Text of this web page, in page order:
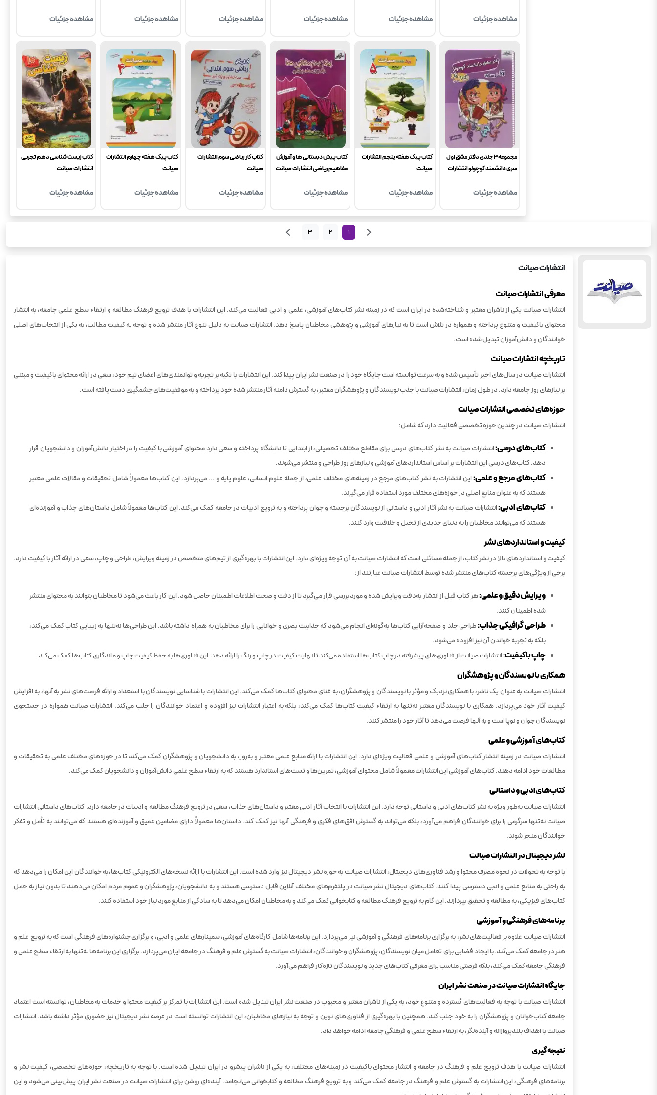
مشاهده جزئیات مشاهده جزئیات مشاهده جزئیات مشاهده جزئیات مشاهده جزئیات مشاهده جزئیات
مجموعه3 جلدی دفتر مشق اول
سری دانشمند کوچولو انتشارات
مشاهده جزئیات
کتاب پیک هفته پنجم انتشارات
صیانت
مشاهده جزئیات
کتاب پیش دبستانی ها و آموزش
مفاهیم ریاضی انتشارات صیانت
مشاهده جزئیات
کتاب کار ریاضی سوم انتشارات
صیانت
مشاهده جزئیات
کتاب پیک هفته چهارم انتشارات
صیانت
مشاهده جزئیات
کتاب زیست شناسی دهم تجربی
انتشارات صیانت
مشاهده جزئیات
1
2
3
انتشاراتصیانت
معرفی انتشارات صیانت
انتشارات صیانت یکی از ناشران معتبر و شناخته‌شده در ایران است که در زمینه نشر کتاب‌های آموزشی، علمی و ادبی فعالیت می‌کند. این انتشارات با هدف ترویج فرهنگ مطالعه و ارتقاء سطح علمی جامعه، به انتشار
محتوای باکیفیت و متنوع پرداخته و همواره در تلاش است تا به نیازهای آموزشی و پژوهشی مخاطبان پاسخ دهد. انتشارات صیانت به دلیل تنوع آثار منتشر شده و توجه به کیفیت مطالب، به یکی از انتخاب‌های اصلی
خوانندگان و دانش‌آموزان تبدیل شده است.
تاریخچه انتشارات صیانت
انتشارات صیانت در سال‌های اخیر تأسیس شده و به سرعت توانسته است جایگاه خود را در صنعت نشر ایران پیدا کند. این انتشارات با تکیه بر تجربه و توانمندی‌های اعضای تیم خود، سعی در ارائه محتوای باکیفیت و مبتنی
بر نیازهای روز جامعه دارد. در طول زمان، انتشارات صیانت با جذب نویسندگان و پژوهشگران معتبر، به گسترش دامنه آثار منتشر شده خود پرداخته و به موفقیت‌های چشمگیری دست یافته است.
حوزه‌های تخصصی انتشارات صیانت
انتشارات صیانت در چندین حوزه تخصصی فعالیت دارد که شامل:
کتاب‌های درسی:انتشارات صیانت به نشر کتاب‌های درسی برای مقاطع مختلف تحصیلی، از ابتدایی تا دانشگاه پرداخته و سعی دارد محتوای آموزشی با کیفیت را در اختیار دانش‌آموزان و دانشجویان قرار
دهد. کتاب‌های درسی این انتشارات بر اساس استانداردهای آموزشی و نیازهای روز طراحی و منتشر می‌شوند.
کتاب‌های مرجع و علمی:این انتشارات به نشر کتاب‌های مرجع در زمینه‌های مختلف علمی، از جمله علوم انسانی، علوم پایه و ... می‌پردازد. این کتاب‌ها معمولاً شامل تحقیقات و مقالات علمی معتبر
هستند که به عنوان منابع اصلی در حوزه‌های مختلف مورد استفاده قرار می‌گیرند.
کتاب‌های ادبی:انتشارات صیانت به نشر آثار ادبی و داستانی از نویسندگان برجسته و جوان پرداخته و به ترویج ادبیات در جامعه کمک می‌کند. این کتاب‌ها معمولاً شامل داستان‌های جذاب و آموزنده‌ای
هستند که می‌توانند مخاطبان را به دنیای جدیدی از تخیل و خلاقیت وارد کنند.
کیفیت و استانداردهای نشر
کیفیت و استانداردهای بالا در نشر کتاب، از جمله مسائلی است که انتشارات صیانت به آن توجه ویژه‌ای دارد. این انتشارات با بهره‌گیری از تیم‌های متخصص در زمینه ویرایش، طراحی و چاپ، سعی در ارائه آثار با کیفیت دارد.
برخی از ویژگی‌های برجسته کتاب‌های منتشر شده توسط انتشارات صیانت عبارتند از:
ویرایش دقیق و علمی:هر کتاب قبل از انتشار به‌دقت ویرایش شده و مورد بررسی قرار می‌گیرد تا از دقت و صحت اطلاعات اطمینان حاصل شود. این کار باعث می‌شود تا مخاطبان بتوانند به محتوای منتشر
شده اطمینان کنند.
طراحی گرافیکی جذاب:طراحی جلد و صفحه‌آرایی کتاب‌ها به‌گونه‌ای انجام می‌شود که جذابیت بصری و خوانایی را برای مخاطبان به همراه داشته باشد. این طراحی‌ها نه‌تنها به زیبایی کتاب کمک می‌کند،
بلکه به تجربه خواندن آن نیز افزوده می‌شود.
چاپ با کیفیت:انتشارات صیانت از فناوری‌های پیشرفته در چاپ کتاب‌ها استفاده می‌کند تا نهایت کیفیت در چاپ و رنگ را ارائه دهد. این فناوری‌ها به حفظ کیفیت چاپ و ماندگاری کتاب‌ها کمک می‌کند.
همکاری با نویسندگان و پژوهشگران
انتشارات صیانت به عنوان یک ناشر، با همکاری نزدیک و مؤثر با نویسندگان و پژوهشگران، به غنای محتوای کتاب‌ها کمک می‌کند. این انتشارات با شناسایی نویسندگان با استعداد و ارائه فرصت‌های نشر به آنها، به افزایش
کیفیت آثار خود می‌پردازد. همکاری با نویسندگان معتبر نه‌تنها به ارتقاء کیفیت کتاب‌ها کمک می‌کند، بلکه به اعتبار انتشارات نیز افزوده و اعتماد خوانندگان را جلب می‌کند. انتشارات صیانت همواره در جستجوی
نویسندگان جوان و نوپا است و به آنها فرصت می‌دهد تا آثار خود را منتشر کنند.
کتاب‌های آموزشی و علمی
انتشارات صیانت در زمینه انتشار کتاب‌های آموزشی و علمی فعالیت ویژه‌ای دارد. این انتشارات با ارائه منابع علمی معتبر و به‌روز، به دانشجویان و پژوهشگران کمک می‌کند تا در حوزه‌های مختلف علمی به تحقیقات و
مطالعات خود ادامه دهند. کتاب‌های آموزشی این انتشارات معمولاً شامل محتوای آموزشی، تمرین‌ها و تست‌های استاندارد هستند که به ارتقاء سطح علمی دانش‌آموزان و دانشجویان کمک می‌کند.
کتاب‌های ادبی و داستانی
انتشارات صیانت به‌طور ویژه به نشر کتاب‌های ادبی و داستانی توجه دارد. این انتشارات با انتخاب آثار ادبی معتبر و داستان‌های جذاب، سعی در ترویج فرهنگ مطالعه و ادبیات در جامعه دارد. کتاب‌های داستانی انتشارات
صیانت نه‌تنها سرگرمی را برای خوانندگان فراهم می‌آورد، بلکه می‌تواند به گسترش افق‌های فکری و فرهنگی آنها نیز کمک کند. داستان‌ها معمولاً دارای مضامین عمیق و آموزنده‌ای هستند که می‌توانند به تأمل و تفکر
خوانندگان منجر شوند.
نشر دیجیتال در انتشارات صیانت
با توجه به تحولات در نحوه مصرف محتوا و رشد فناوری‌های دیجیتال، انتشارات صیانت به حوزه نشر دیجیتال نیز وارد شده است. این انتشارات با ارائه نسخه‌های الکترونیکی کتاب‌ها، به خوانندگان این امکان را می‌دهد که
به راحتی به منابع علمی و ادبی دسترسی پیدا کنند. کتاب‌های دیجیتال نشر صیانت در پلتفرم‌های مختلف آنلاین قابل دسترسی هستند و به دانشجویان، پژوهشگران و عموم مردم امکان می‌دهند تا بدون نیاز به حمل
کتاب‌های فیزیکی، به مطالعه و تحقیق بپردازند. این گام به ترویج فرهنگ مطالعه و کتابخوانی کمک می‌کند و به مخاطبان امکان می‌دهد تا به سادگی از منابع مورد نیاز خود استفاده کنند.
برنامه‌های فرهنگی و آموزشی
انتشارات صیانت علاوه بر فعالیت‌های نشر، به برگزاری برنامه‌های فرهنگی و آموزشی نیز می‌پردازد. این برنامه‌ها شامل کارگاه‌های آموزشی، سمینارهای علمی و ادبی، و برگزاری جشنواره‌های فرهنگی است که به ترویج علم و
هنر در جامعه کمک می‌کند. با ایجاد فضایی برای تعامل میان نویسندگان، پژوهشگران و خوانندگان، انتشارات صیانت به گسترش علم و فرهنگ در جامعه ایران می‌پردازد. برگزاری این برنامه‌ها نه‌تنها به ارتقاء سطح علمی و
فرهنگی جامعه کمک می‌کند، بلکه فرصتی مناسب برای معرفی کتاب‌های جدید و نویسندگان تازه‌کار فراهم می‌آورد.
جایگاه انتشارات صیانت در صنعت نشر ایران
انتشارات صیانت با توجه به فعالیت‌های گسترده و متنوع خود، به یکی از ناشران معتبر و محبوب در صنعت نشر ایران تبدیل شده است. این انتشارات با تمرکز بر کیفیت محتوا و خدمات به مخاطبان، توانسته است اعتماد
جامعه کتاب‌خوانان و پژوهشگران را به خود جلب کند. همچنین با بهره‌گیری از فناوری‌های نوین و توجه به نیازهای مخاطبان، این انتشارات توانسته است در عرصه نشر دیجیتال نیز حضوری مؤثر داشته باشد. انتشارات
صیانت با اهداف بلندپروازانه و آینده‌نگر، به ارتقاء سطح علمی و فرهنگی جامعه ادامه خواهد داد.
نتیجه‌گیری
انتشارات صیانت با هدف ترویج علم و فرهنگ در جامعه و انتشار محتوای باکیفیت در زمینه‌های مختلف، به یکی از ناشران پیشرو در ایران تبدیل شده است. با توجه به تاریخچه، حوزه‌های تخصصی، کیفیت نشر و
برنامه‌های فرهنگی، این انتشارات به گسترش علم و فرهنگ در جامعه کمک می‌کند و به ترویج فرهنگ مطالعه و کتابخوانی می‌انجامد. آینده‌ای روشن برای انتشارات صیانت در صنعت نشر ایران پیش‌بینی می‌شود و این